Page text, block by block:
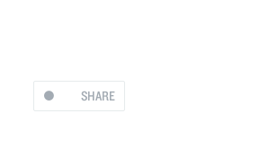
SHARE